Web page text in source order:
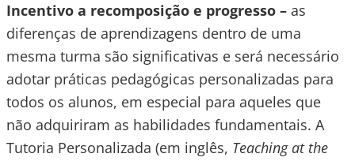
Incentivo a recomposição e progresso – as
diferenças de aprendizagens dentro de uma
mesma turma são significativas e será necessário
adotar práticas pedagógicas personalizadas para
todos os alunos, em especial para aqueles que
não adquiriram as habilidades fundamentais. A
Tutoria Personalizada (em inglês, Teaching at the